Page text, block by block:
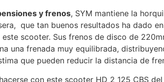
y frenos, SYM mantiene la
que tan buenos resultados ha dado
scooter. Sus frenos de disco de
una frenada muy equilibrada,
que pueden reducir la distancia de
con este scooter HD 2 125 CBS